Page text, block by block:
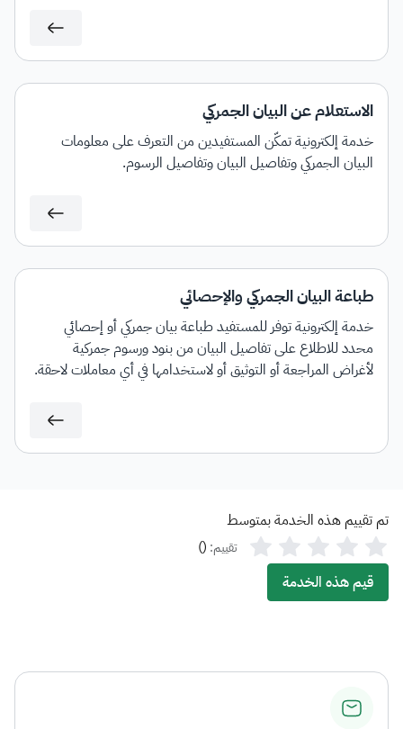
الاستعلام عن البيان الجمركي
خدمة إلكترونية تمكّن المستفيدين من التعرف على معلومات
البيان الجمركي وتفاصيل البيان وتفاصيل الرسوم.
طباعة البيان الجمركي والإحصائي
خدمة إلكترونية توفر للمستفيد طباعة بيان جمركي أو إحصائي
محدد للاطلاع على تفاصيل البيان من بنود ورسوم جمركية
لأغراض المراجعة أو التوثيق أو لاستخدامها في أي معاملات لاحقة.
تم تقييم هذه الخدمة بمتوسط
تقييم: (
)
قيم هذه الخدمة